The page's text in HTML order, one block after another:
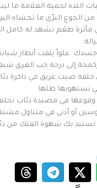
اللذة لحمية العلامة ما
من الجوع البرّي ما تخشاه
مأثرة طعْم تشهد له كامل
جسدك علواً يلفت أنظار
إلى درجة حب الغرق
خلقة صيت عريق في ذاكرة
يستهويها ظلها
في مصيدة ذئاب تحلم
أو أدنى في متناول
تستبد بك شهوة الفتك من